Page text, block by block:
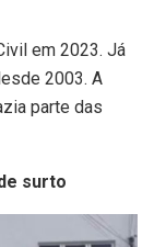
em 2023. Já
2003. A
parte das
surto